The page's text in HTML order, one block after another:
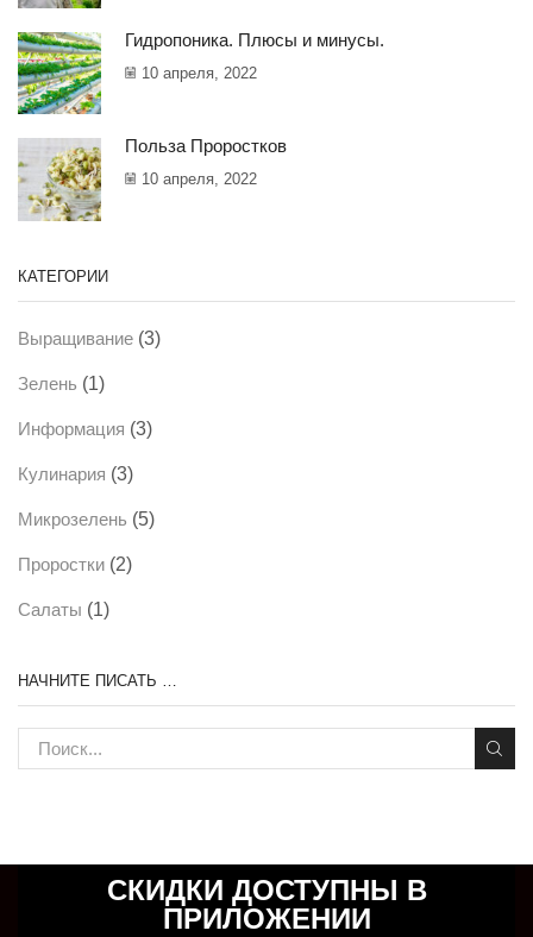
Гидропоника. Плюсы и минусы.
10 апреля, 2022
Польза Проростков
10 апреля, 2022
КАТЕГОРИИ
Выращивание (3)
Зелень (1)
Информация (3)
Кулинария (3)
Микрозелень (5)
Проростки (2)
Салаты (1)
НАЧНИТЕ ПИСАТЬ …
СКИДКИ ДОСТУПНЫ В
ПРИЛОЖЕНИИ